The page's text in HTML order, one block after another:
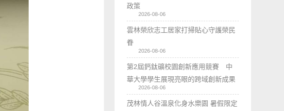
政策
2026-08-06
雲林榮欣志工居家打掃貼心守護榮民
眷
2026-08-06
第2屆鈣鈦礦校園創新應用競賽 中
華大學學生展現亮眼的跨域創新成果
2026-08-06
茂林情人谷溫泉化身水樂園 暑假限定